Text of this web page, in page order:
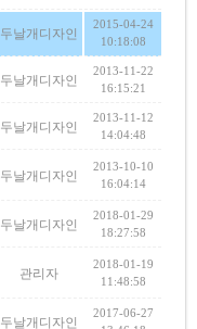
두날개디자인
2015-04-24
10:18:08
두날개디자인
2013-11-22
16:15:21
두날개디자인
2013-11-12
14:04:48
두날개디자인
2013-10-10
16:04:14
두날개디자인
2018-01-29
18:27:58
관리자
2018-01-19
11:48:58
두날개디자인
2017-06-27